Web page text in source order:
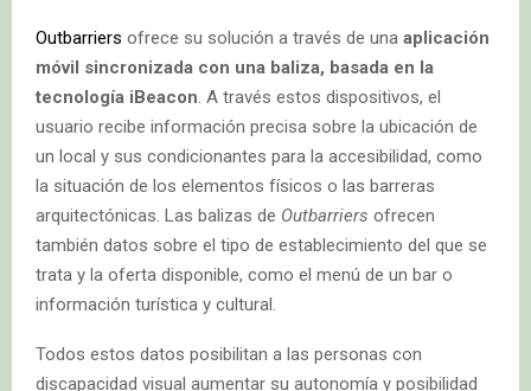
Outbarriers ofrece su solución a través de una aplicación
móvil sincronizada con una baliza, basada en la
tecnología iBeacon. A través estos dispositivos, el
usuario recibe información precisa sobre la ubicación de
un local y sus condicionantes para la accesibilidad, como
la situación de los elementos físicos o las barreras
arquitectónicas. Las balizas de Outbarriers ofrecen
también datos sobre el tipo de establecimiento del que se
trata y la oferta disponible, como el menú de un bar o
información turística y cultural.
Todos estos datos posibilitan a las personas con
discapacidad visual aumentar su autonomía y posibilidad